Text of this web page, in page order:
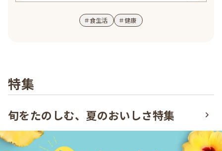
＃食生活 ＃健康
特集
旬をたのしむ、夏のおいしさ特集